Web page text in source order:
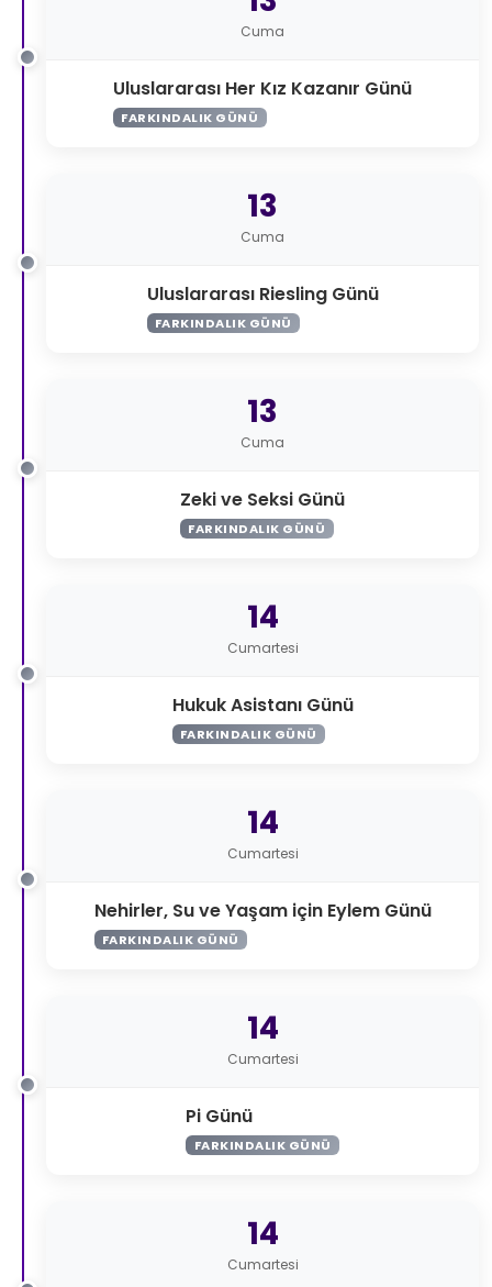
Cuma
Uluslararası Her Kız Kazanır Günü
FARKINDALIK GÜNÜ
13
Cuma
Uluslararası Riesling Günü
FARKINDALIK GÜNÜ
13
Cuma
Zeki ve Seksi Günü
FARKINDALIK GÜNÜ
14
Cumartesi
Hukuk Asistanı Günü
FARKINDALIK GÜNÜ
14
Cumartesi
Nehirler, Su ve Yaşam için Eylem Günü
FARKINDALIK GÜNÜ
14
Cumartesi
Pi Günü
FARKINDALIK GÜNÜ
14
Cumartesi